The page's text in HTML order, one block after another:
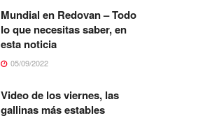
Mundial en Redovan – Todo
lo que necesitas saber, en
esta noticia
05/09/2022
Video de los viernes, las
gallinas más estables